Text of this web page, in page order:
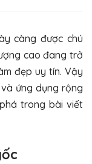
càng được chú
cao đang trở
đẹp uy tín. Vậy
ứng dụng rộng
trong bài viết